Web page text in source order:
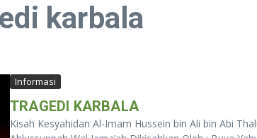
karbala
Informasi
TRAGEDI KARBALA
Kisah Kesyahidan Al-Imam Hussein bin Ali bin Abi